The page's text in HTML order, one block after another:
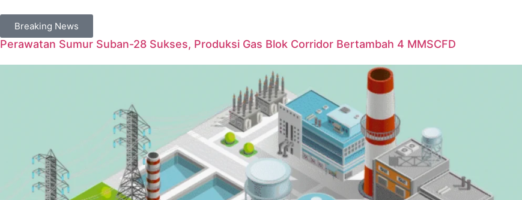
Breaking News
Perawatan Sumur Suban-28 Sukses, Produksi Gas Blok Corridor Bertambah 4 MMSCFD